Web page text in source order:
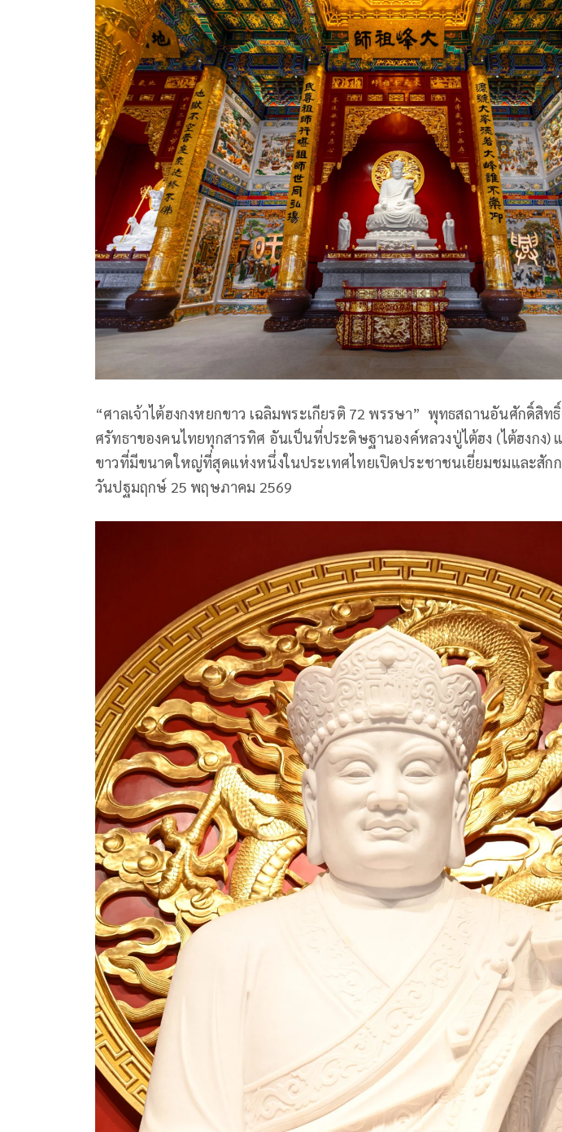
“ศาลเจ้าไต้ฮงกงหยกขาว เฉลิมพระเกียรติ 72 พรรษา” พุทธสถานอันศักดิ์สิท
ศรัทธาของคนไทยทุกสารทิศ อันเป็นที่ประดิษฐานองค์หลวงปู่ไต้ฮง (ไต้ฮงกง)
ขาวที่มีขนาดใหญ่ที่สุดแห่งหนึ่งในประเทศไทยเปิดประชาชนเยี่ยมชมและสักก
วันปฐมฤกษ์ 25 พฤษภาคม 2569